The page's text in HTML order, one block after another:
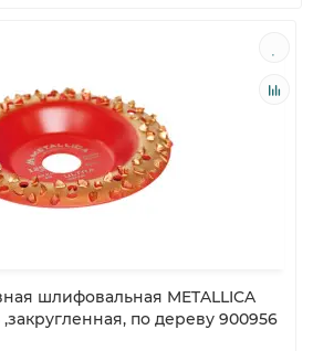
шлифовальная METALLICA
по дереву 900956